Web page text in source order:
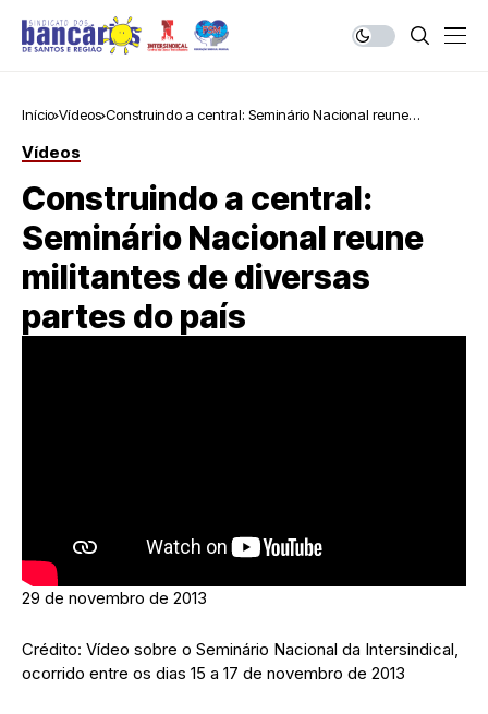
Início Vídeos Construindo a central: Seminário Nacional reune
Vídeos
Construindo a central:
Seminário Nacional reune
militantes de diversas
partes do país
29 de novembro de 2013
Crédito: Vídeo sobre o Seminário Nacional da Intersindical,
ocorrido entre os dias 15 a 17 de novembro de 2013